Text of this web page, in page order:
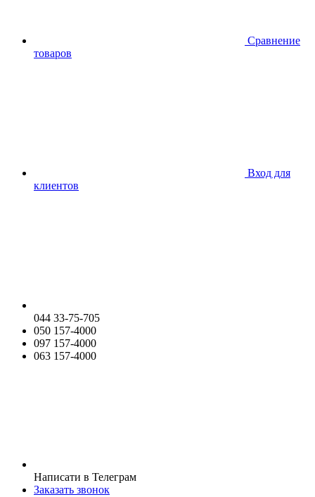
Сравнение
товаров
Вход для
клиентов
044 33-75-705
050 157-4000
097 157-4000
063 157-4000
Написати в Телеграм
Заказать звонок